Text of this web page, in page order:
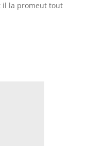
il la promeut tout